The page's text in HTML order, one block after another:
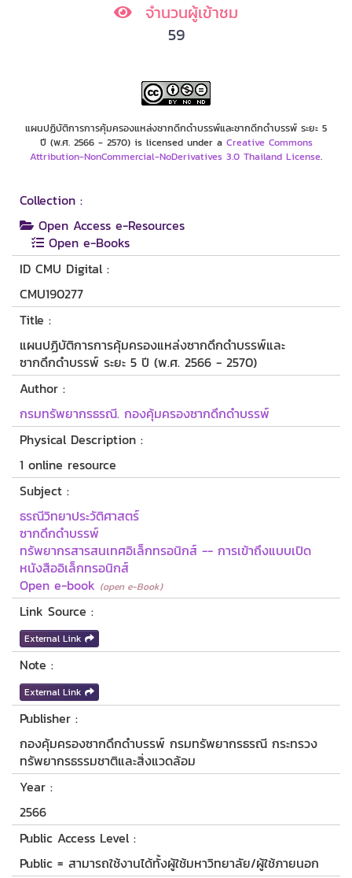
จำนวนผู้เข้าชม
59
แผนปฏิบัติการการคุ้มครองแหล่งซากดึกดำบรรพ์และซากดึกดำบรรพ์ ระยะ 5
ปี (พ.ศ. 2566 - 2570) is licensed under a Creative Commons
Attribution-NonCommercial-NoDerivatives 3.0 Thailand License.
Collection :
Open Access e-Resources
Open e-Books
ID CMU Digital :
CMU190277
Title :
แผนปฏิบัติการการคุ้มครองแหล่งซากดึกดำบรรพ์และ
ซากดึกดำบรรพ์ ระยะ 5 ปี (พ.ศ. 2566 - 2570)
Author :
กรมทรัพยากรธรณี. กองคุ้มครองซากดึกดำบรรพ์
Physical Description :
1 online resource
Subject :
ธรณีวิทยาประวัติศาสตร์
ซากดึกดำบรรพ์
ทรัพยากรสารสนเทศอิเล็กทรอนิกส์ -- การเข้าถึงแบบเปิด
หนังสืออิเล็กทรอนิกส์
Open e-book (open e-Book)
Link Source :
External Link
Note :
External Link
Publisher :
กองคุ้มครองซากดึกดำบรรพ์ กรมทรัพยากรธรณี กระทรวง
ทรัพยากรธรรมชาติและสิ่งแวดล้อม
Year :
2566
Public Access Level :
Public = สามารถใช้งานได้ทั้งผู้ใช้มหาวิทยาลัย/ผู้ใช้ภายนอก